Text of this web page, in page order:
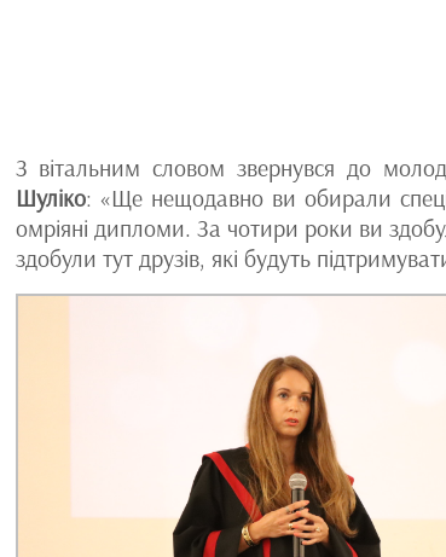
З вітальним словом звернувся до
Шуліко: «Ще нещодавно ви обирали
омріяні дипломи. За чотири роки ви
здобули тут друзів, які будуть